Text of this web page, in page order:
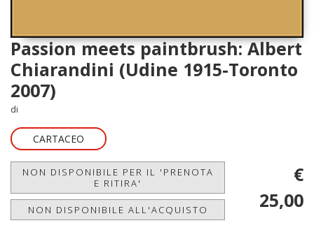
Passion meets paintbrush: Albert
Chiarandini (Udine 1915-Toronto
2007)
di
CARTACEO
NON DISPONIBILE PER IL 'PRENOTA
E RITIRA'
NON DISPONIBILE ALL'ACQUISTO
€
25,00